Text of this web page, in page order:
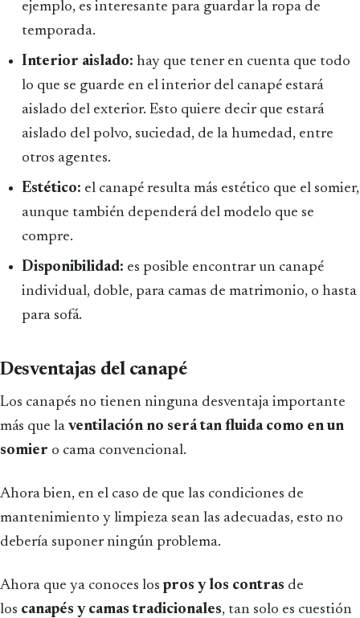
ejemplo, es interesante para guardar la ropa de
temporada.
Interior aislado: hay que tener en cuenta que todo
lo que se guarde en el interior del canapé estará
aislado del exterior. Esto quiere decir que estará
aislado del polvo, suciedad, de la humedad, entre
otros agentes.
Estético: el canapé resulta más estético que el somier,
aunque también dependerá del modelo que se
compre.
Disponibilidad: es posible encontrar un canapé
individual, doble, para camas de matrimonio, o hasta
para sofá.
Desventajas del canapé
Los canapés no tienen ninguna desventaja importante
más que la ventilación no será tan fluida como en un
somier o cama convencional.
Ahora bien, en el caso de que las condiciones de
mantenimiento y limpieza sean las adecuadas, esto no
debería suponer ningún problema.
Ahora que ya conoces lospros y los contras de
los canapés y camas tradicionales, tan solo es cuestión